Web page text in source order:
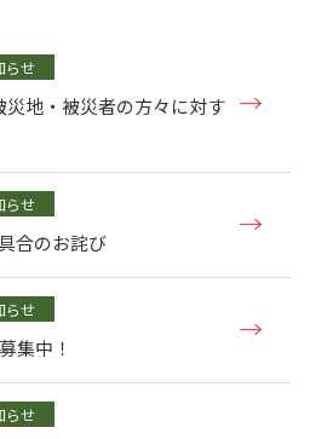
らせ
災地・被災者の方々に対す
らせ
合のお詫び
らせ
集中！
らせ